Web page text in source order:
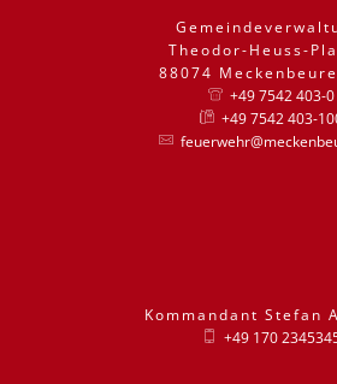
Theodor-Heuss-
88074
+49 7542 403-0
+49 7542 403-
Kommandant Stefan
+49 170